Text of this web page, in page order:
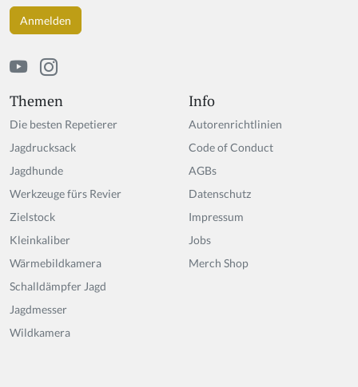
Themen
Die besten Repetierer
Jagdrucksack
Jagdhunde
Werkzeuge fürs Revier
Zielstock
Kleinkaliber
Wärmebildkamera
Schalldämpfer Jagd
Jagdmesser
Wildkamera
Info
Autorenrichtlinien
Code of Conduct
AGBs
Datenschutz
Impressum
Jobs
Merch Shop
h
a
n,
ig
n
o
r
t
hi
s
el
d